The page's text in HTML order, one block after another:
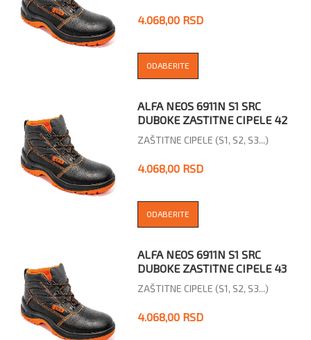
4.068,00 RSD
ODABERITE
ALFA NEOS 6911N S1 SRC
DUBOKE ZASTITNE CIPELE 42
ZAŠTITNE CIPELE (S1, S2, S3...)
4.068,00 RSD
ODABERITE
ALFA NEOS 6911N S1 SRC
DUBOKE ZASTITNE CIPELE 43
ZAŠTITNE CIPELE (S1, S2, S3...)
4.068,00 RSD